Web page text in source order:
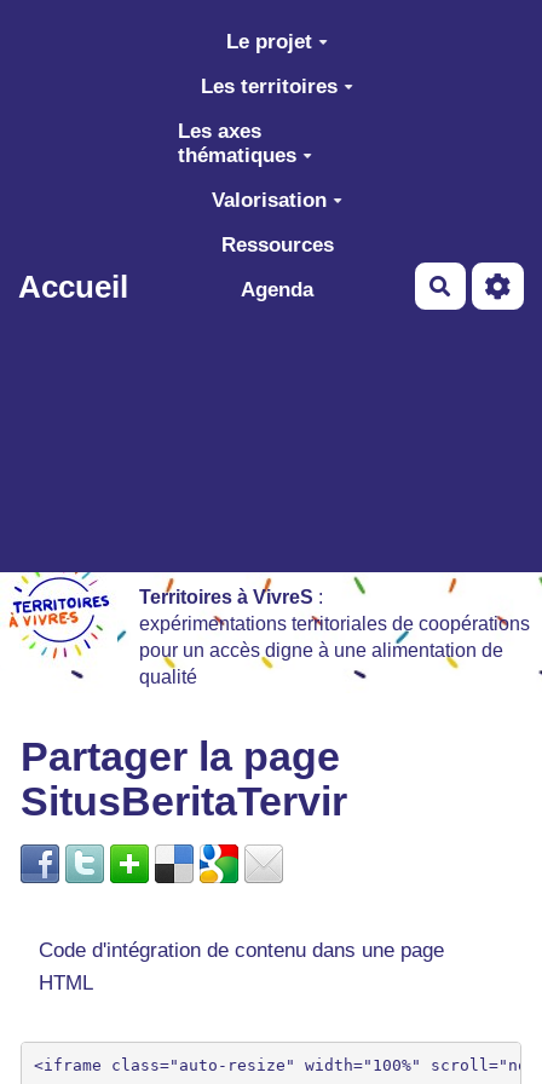
Aller au contenu principal
Accueil
Le projet
Les territoires
Les axes
thématiques
Valorisation
Ressources
Agenda
Territoires à VivreS :
expérimentations territoriales de coopérations
pour un accès digne à une alimentation de
qualité
Partager la page
SitusBeritaTervir
Code d'intégration de contenu dans une page
HTML